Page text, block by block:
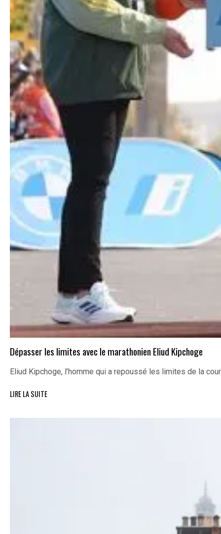
Dépasser les limites avec le marathonien Eliud Kipchoge
Eliud Kipchoge, l’homme qui a repoussé les limites de la
LIRE LA SUITE